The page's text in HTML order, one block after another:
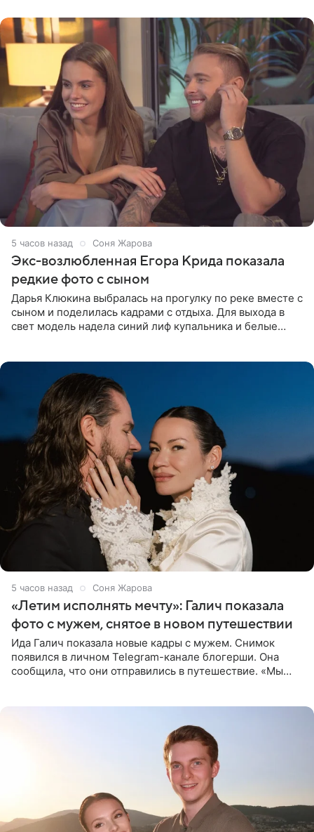
5 часов назад Соня Жарова
Экс-возлюбленная Егора Крида показала
редкие фото с сыном
Дарья Клюкина выбралась на прогулку по реке вместе с
сыном и поделилась кадрами с отдыха. Для выхода в
свет модель надела синий лиф купальника и белые
5 часов назад Соня Жарова
«Летим исполнять мечту»: Галич показала
фото с мужем, снятое в новом путешествии
Ида Галич показала новые кадры с мужем. Снимок
появился в личном Telegram-канале блогерши. Она
сообщила, что они отправились в путешествие. «Мы